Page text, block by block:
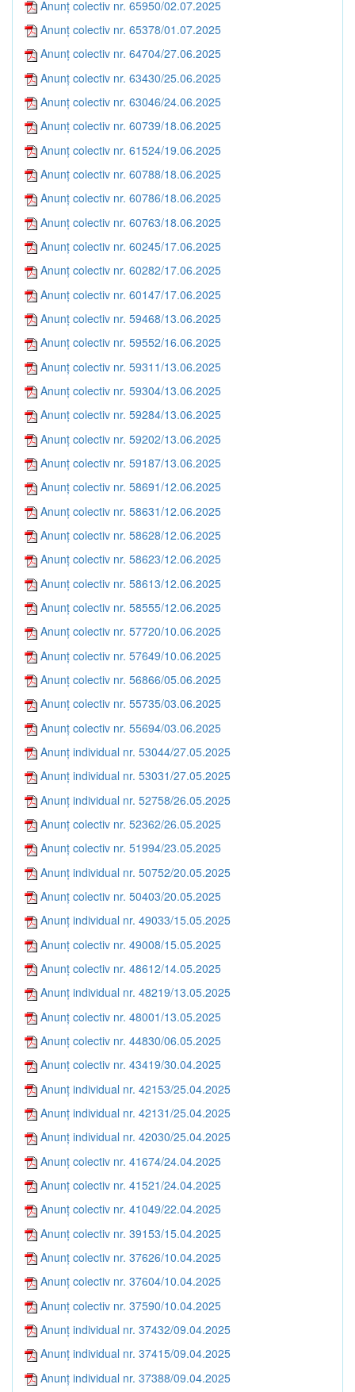
Anunț colectiv nr. 65950/02.07.2025
Anunț colectiv nr. 65378/01.07.2025
Anunț colectiv nr. 64704/27.06.2025
Anunț colectiv nr. 63430/25.06.2025
Anunț colectiv nr. 63046/24.06.2025
Anunț colectiv nr. 60739/18.06.2025
Anunț colectiv nr. 61524/19.06.2025
Anunț colectiv nr. 60788/18.06.2025
Anunț colectiv nr. 60786/18.06.2025
Anunț colectiv nr. 60763/18.06.2025
Anunț colectiv nr. 60245/17.06.2025
Anunț colectiv nr. 60282/17.06.2025
Anunț colectiv nr. 60147/17.06.2025
Anunț colectiv nr. 59468/13.06.2025
Anunț colectiv nr. 59552/16.06.2025
Anunț colectiv nr. 59311/13.06.2025
Anunț colectiv nr. 59304/13.06.2025
Anunț colectiv nr. 59284/13.06.2025
Anunț colectiv nr. 59202/13.06.2025
Anunț colectiv nr. 59187/13.06.2025
Anunț colectiv nr. 58691/12.06.2025
Anunț colectiv nr. 58631/12.06.2025
Anunț colectiv nr. 58628/12.06.2025
Anunț colectiv nr. 58623/12.06.2025
Anunț colectiv nr. 58613/12.06.2025
Anunț colectiv nr. 58555/12.06.2025
Anunț colectiv nr. 57720/10.06.2025
Anunț colectiv nr. 57649/10.06.2025
Anunț colectiv nr. 56866/05.06.2025
Anunț colectiv nr. 55735/03.06.2025
Anunț colectiv nr. 55694/03.06.2025
Anunț individual nr. 53044/27.05.2025
Anunț individual nr. 53031/27.05.2025
Anunț individual nr. 52758/26.05.2025
Anunț colectiv nr. 52362/26.05.2025
Anunț colectiv nr. 51994/23.05.2025
Anunț individual nr. 50752/20.05.2025
Anunț colectiv nr. 50403/20.05.2025
Anunț individual nr. 49033/15.05.2025
Anunț colectiv nr. 49008/15.05.2025
Anunț colectiv nr. 48612/14.05.2025
Anunț individual nr. 48219/13.05.2025
Anunț colectiv nr. 48001/13.05.2025
Anunț colectiv nr. 44830/06.05.2025
Anunț colectiv nr. 43419/30.04.2025
Anunț individual nr. 42153/25.04.2025
Anunț individual nr. 42131/25.04.2025
Anunț individual nr. 42030/25.04.2025
Anunț colectiv nr. 41674/24.04.2025
Anunț colectiv nr. 41521/24.04.2025
Anunț colectiv nr. 41049/22.04.2025
Anunț colectiv nr. 39153/15.04.2025
Anunț colectiv nr. 37626/10.04.2025
Anunț colectiv nr. 37604/10.04.2025
Anunț colectiv nr. 37590/10.04.2025
Anunț individual nr. 37432/09.04.2025
Anunț individual nr. 37415/09.04.2025
Anunț individual nr. 37388/09.04.2025